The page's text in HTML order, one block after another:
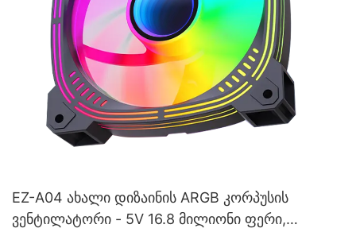
EZ-A04 ახალი დიზაინის ARGB კორპუსის
ვენტილატორი - 5V 16.8 მილიონი ფერი,